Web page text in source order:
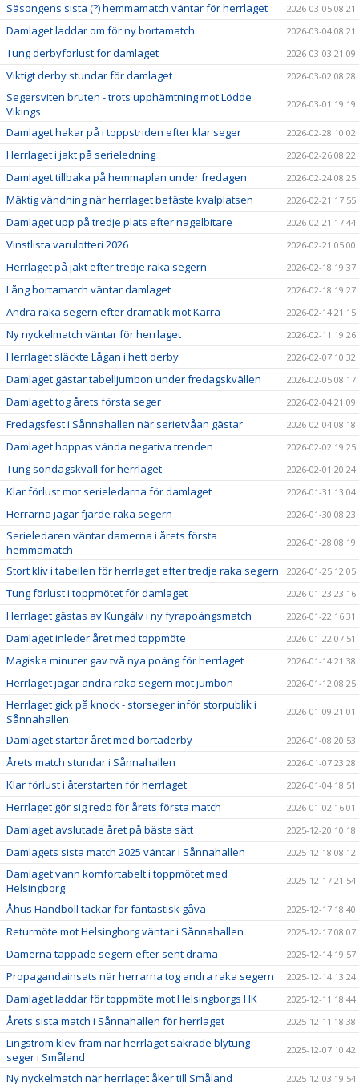
Säsongens sista (?) hemmamatch väntar för herrlaget 2026-03-05 08:21
Damlaget laddar om för ny bortamatch 2026-03-04 08:21
Tung derbyförlust för damlaget 2026-03-03 21:09
Viktigt derby stundar för damlaget 2026-03-02 08:28
Segersviten bruten - trots upphämtning mot Lödde
Vikings
2026-03-01 19:19
Damlaget hakar på i toppstriden efter klar seger 2026-02-28 10:02
Herrlaget i jakt på serieledning 2026-02-26 08:22
Damlaget tillbaka på hemmaplan under fredagen 2026-02-24 08:25
Mäktig vändning när herrlaget befäste kvalplatsen 2026-02-21 17:55
Damlaget upp på tredje plats efter nagelbitare 2026-02-21 17:44
Vinstlista varulotteri 2026 2026-02-21 05:00
Herrlaget på jakt efter tredje raka segern 2026-02-18 19:37
Lång bortamatch väntar damlaget 2026-02-18 19:27
Andra raka segern efter dramatik mot Kärra 2026-02-14 21:15
Ny nyckelmatch väntar för herrlaget 2026-02-11 19:26
Herrlaget släckte Lågan i hett derby 2026-02-07 10:32
Damlaget gästar tabelljumbon under fredagskvällen 2026-02-05 08:17
Damlaget tog årets första seger 2026-02-04 21:09
Fredagsfest i Sånnahallen när serietvåan gästar 2026-02-04 08:18
Damlaget hoppas vända negativa trenden 2026-02-02 19:25
Tung söndagskväll för herrlaget 2026-02-01 20:24
Klar förlust mot serieledarna för damlaget 2026-01-31 13:04
Herrarna jagar fjärde raka segern 2026-01-30 08:23
Serieledaren väntar damerna i årets första
hemmamatch
2026-01-28 08:19
Stort kliv i tabellen för herrlaget efter tredje raka segern 2026-01-25 12:05
Tung förlust i toppmötet för damlaget 2026-01-23 23:16
Herrlaget gästas av Kungälv i ny fyrapoängsmatch 2026-01-22 16:31
Damlaget inleder året med toppmöte 2026-01-22 07:51
Magiska minuter gav två nya poäng för herrlaget 2026-01-14 21:38
Herrlaget jagar andra raka segern mot jumbon 2026-01-12 08:25
Herrlaget gick på knock - storseger inför storpublik i
Sånnahallen
2026-01-09 21:01
Damlaget startar året med bortaderby 2026-01-08 20:53
Årets match stundar i Sånnahallen 2026-01-07 23:28
Klar förlust i återstarten för herrlaget 2026-01-04 18:51
Herrlaget gör sig redo för årets första match 2026-01-02 16:01
Damlaget avslutade året på bästa sätt 2025-12-20 10:18
Damlagets sista match 2025 väntar i Sånnahallen 2025-12-18 08:12
Damlaget vann komfortabelt i toppmötet med
Helsingborg
2025-12-17 21:54
Åhus Handboll tackar för fantastisk gåva 2025-12-17 18:40
Returmöte mot Helsingborg väntar i Sånnahallen 2025-12-17 08:07
Damerna tappade segern efter sent drama 2025-12-14 19:57
Propagandainsats när herrarna tog andra raka segern 2025-12-14 13:24
Damlaget laddar för toppmöte mot Helsingborgs HK 2025-12-11 18:44
Årets sista match i Sånnahallen för herrlaget 2025-12-11 18:38
Lingström klev fram när herrlaget säkrade blytung
seger i Småland
2025-12-07 10:42
Ny nyckelmatch när herrlaget åker till Småland 2025-12-03 19:54